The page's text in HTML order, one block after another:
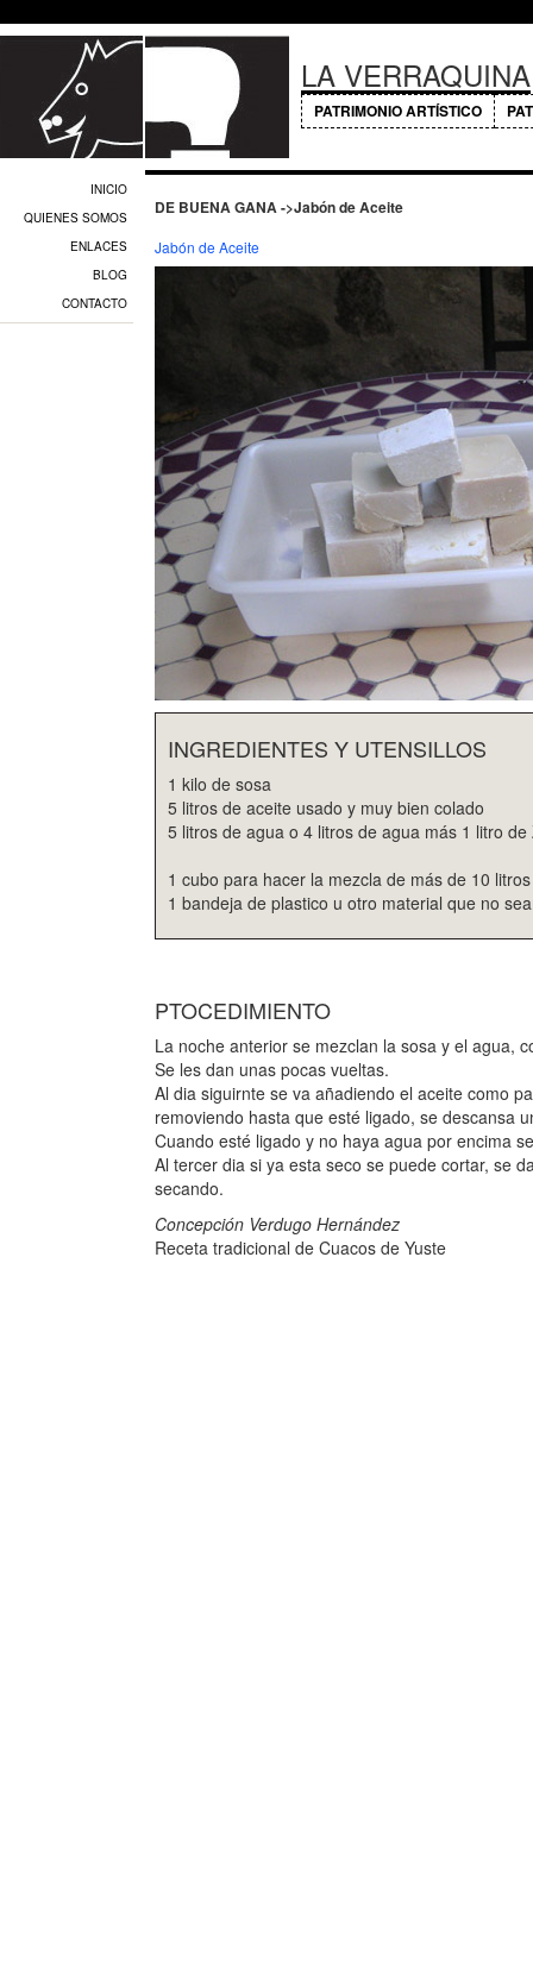
LA VERRAQUINA
PATRIMONIO ARTÍSTICO
INICIO
QUIENES SOMOS
ENLACES
BLOG
CONTACTO
DE BUENA GANA ->Jabón de Aceite
Jabón de Aceite
INGREDIENTES Y UTENSILLOS
1 kilo de sosa
5 litros de aceite usado y muy bien colado
5 litros de agua o 4 litros de agua más 1 litro
1 cubo para hacer la mezcla de más de 10 litros
1 bandeja de plastico u otro material que no
PTOCEDIMIENTO
La noche anterior se mezclan la sosa y el agua,
Se les dan unas pocas vueltas.
Al dia siguirnte se va añadiendo el aceite como
removiendo hasta que esté ligado, se descansa
Cuando esté ligado y no haya agua por encima
Al tercer dia si ya esta seco se puede cortar, se
secando.
Concepción Verdugo Hernández
Receta tradicional de Cuacos de Yuste